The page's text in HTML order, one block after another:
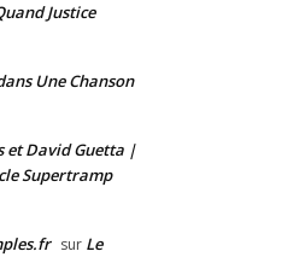
Justice
Une Chanson
et David Guetta |
Supertramp
sur Le